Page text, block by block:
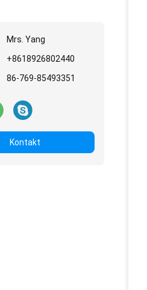
Mrs. Yang
+8618926802440
86-769-85493351
Kontakt